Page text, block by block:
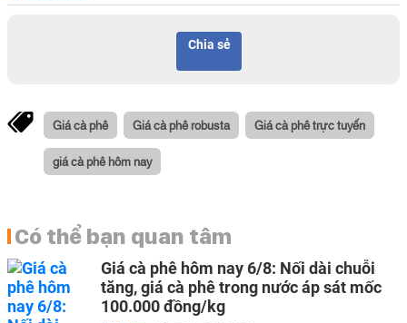
Chia sẻ
Giá cà phê Giá cà phê robusta Giá cà phê trực tuyến
giá cà phê hôm nay
Có thể bạn quan tâm
Giá cà phê hôm nay 6/8: Nối dài chuỗi
tăng, giá cà phê trong nước áp sát mốc
100.000 đồng/kg